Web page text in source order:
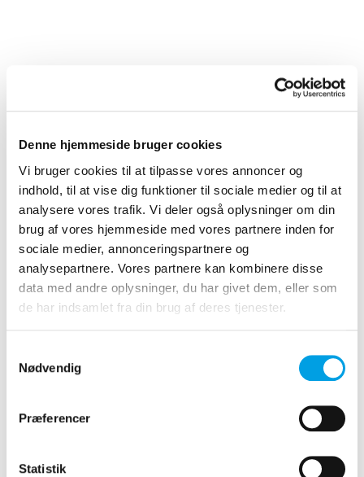
Denne hjemmeside bruger cookies
Vi bruger cookies til at tilpasse vores annoncer og
indhold, til at vise dig funktioner til sociale medier og til at
analysere vores trafik. Vi deler også oplysninger om din
brug af vores hjemmeside med vores partnere inden for
sociale medier, annonceringspartnere og
analysepartnere. Vores partnere kan kombinere disse
data med andre oplysninger, du har givet dem, eller som
de har indsamlet fra din brug af deres tjenester.
Nødvendig
Præferencer
Statistik